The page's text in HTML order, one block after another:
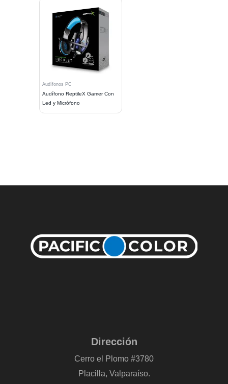
Audífonos PC
Audífono ReptileX Gamer Con
Led y Micrófono
Dirección
Cerro el Plomo #3780
Placilla, Valparaíso.